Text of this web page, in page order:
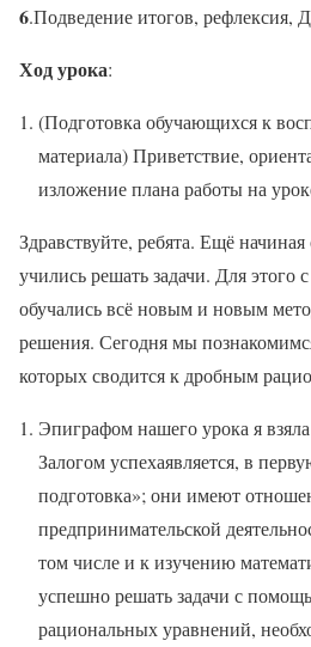
6.Подведение итогов, рефлексия,
Ход урока:
(Подготовка обучающихся к
материала) Приветствие,
изложение плана работы на
Здравствуйте, ребята. Ещё
учились решать задачи. Для
обучались всё новым и новым
решения. Сегодня мы
которых сводится к дробным
Эпиграфом нашего урока я
Залогом успехаявляется, в
подготовка»; они имеют
предпринимательской
том числе и к изучению
успешно решать задачи с
рациональных уравнений,